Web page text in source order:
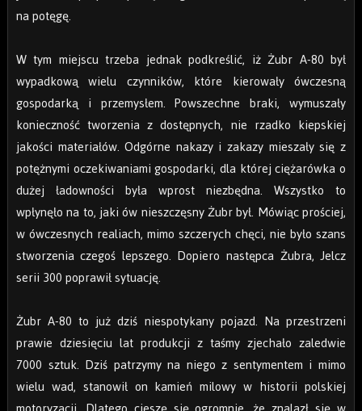
na potęgę.
W tym miejscu trzeba jednak podkreślić, iż Żubr A-80 był
wypadkową wielu czynników, które kierowały ówczesną
gospodarką i przemysłem. Powszechne braki, wymuszały
konieczność tworzenia z dostępnych, nie rzadko kiepskiej
jakości materiałów. Odgórne nakazy i zakazy mieszały się z
potężnymi oczekiwaniami gospodarki, dla której ciężarówka o
dużej ładowności była wprost niezbędna. Wszystko to
wpłynęło na to, jaki ów nieszczęsny Żubr był. Mówiąc prościej,
w ówczesnych realiach, mimo szczerych chęci, nie było szans
stworzenia czegoś lepszego. Dopiero następca Żubra, Jelcz
serii 300 poprawił sytuację.
Żubr A-80 to już dziś niespotykany pojazd. Na przestrzeni
prawie dziesięciu lat produkcji z taśmy zjechało zaledwie
7000 sztuk. Dziś patrzymy na niego z sentymentem i mimo
wielu wad, stanowił on kamień milowy w historii polskiej